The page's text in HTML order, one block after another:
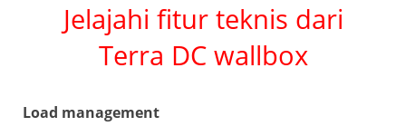
Jelajahi fitur teknis dari
Terra DC wallbox
Load management